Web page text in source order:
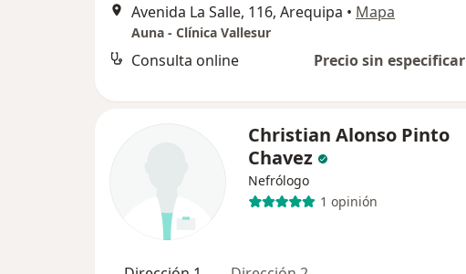
Avenida La Salle, 116, Arequipa • Mapa
Auna - Clínica Vallesur
Consulta online Precio sin especificar
Christian Alonso Pinto
Chavez
Nefrólogo
1 opinión